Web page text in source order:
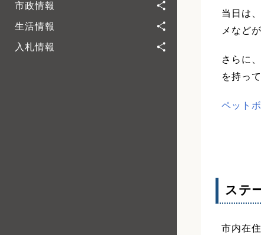
市政情報
生活情報
入札情報
当日は
メなど
さらに
を持っ
ペット
ステ
市内在